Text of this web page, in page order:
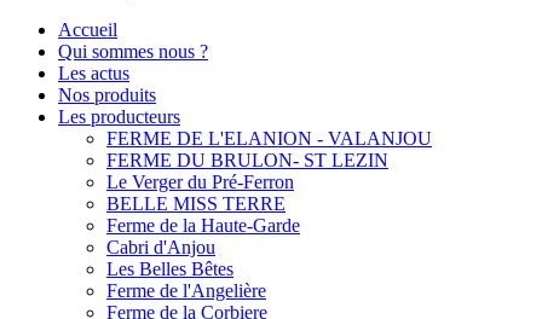
Accueil
Qui sommes nous ?
Les actus
Nos produits
Les producteurs
FERME DE L'ELANION - VALANJOU
FERME DU BRULON- ST LEZIN
Le Verger du Pré-Ferron
BELLE MISS TERRE
Ferme de la Haute-Garde
Cabri d'Anjou
Les Belles Bêtes
Ferme de l'Angelière
Ferme de la Corbiere